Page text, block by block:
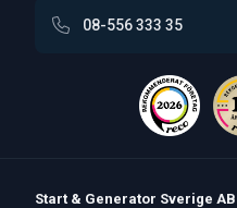
08-556 333 35
Start & Generator Sverige AB